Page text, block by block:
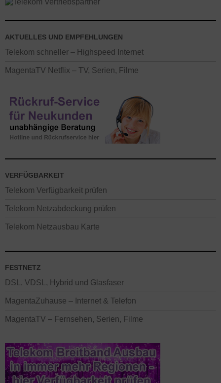
AKTUELLES UND EMPFEHLUNGEN
Telekom schneller – Highspeed Internet
MagentaTV Netflix – TV, Serien, Filme
VERFÜGBARKEIT
Telekom Verfügbarkeit prüfen
Telekom Netzabdeckung prüfen
Telekom Netzausbau Karte
FESTNETZ
DSL, VDSL, Hybrid und Glasfaser
MagentaZuhause – Internet & Telefon
MagentaTV – Fernsehen, Serien, Filme